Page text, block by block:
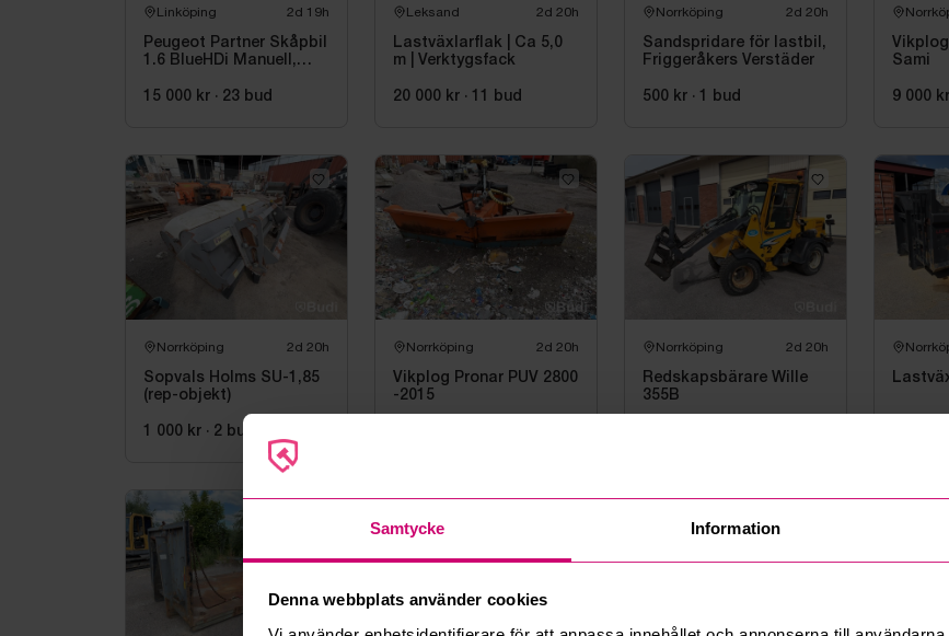
Samtycke Information
Denna webbplats använder cookies
Linköping 2d 19h
Peugeot Partner Skåpbil
1.6 BlueHDi Manuell,
15 000 kr · 23 bud
Leksand 2d 20h
Lastväxlarflak | Ca 5,0
m | Verktygsfack
20 000 kr · 11 bud
Norrköping 2d 20h
Sandspridare för lastbil,
Friggeråkers Verstäder
500 kr · 1 bud
Sami
9 000 kr
Norrköping 2d 20h
Sopvals Holms SU-1,85
(rep-objekt)
1 000 kr · 2 bud
Norrköping 2d 20h
Vikplog Pronar PUV 2800
-2015
Norrköping 2d 20h
Redskapsbärare Wille
355B